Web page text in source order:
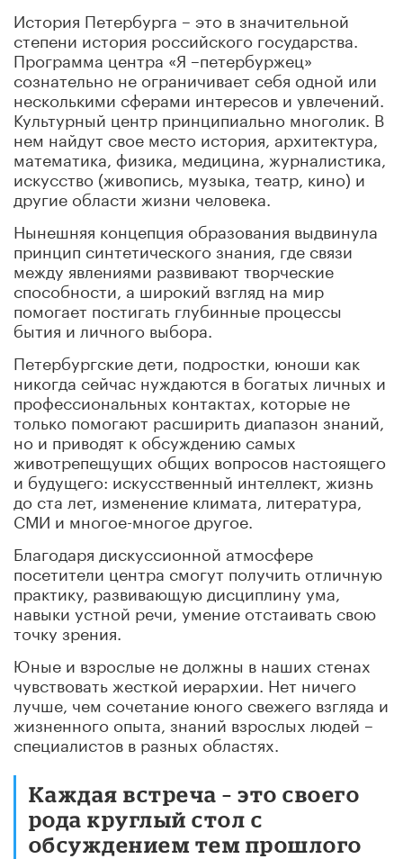
История Петербурга – это в значительной
степени история российского государства.
Программа центра «Я –петербуржец»
сознательно не ограничивает себя одной или
несколькими сферами интересов и увлечений.
Культурный центр принципиально многолик. В
нем найдут свое место история, архитектура,
математика, физика, медицина, журналистика,
искусство (живопись, музыка, театр, кино) и
другие области жизни человека.
Нынешняя концепция образования выдвинула
принцип синтетического знания, где связи
между явлениями развивают творческие
способности, а широкий взгляд на мир
помогает постигать глубинные процессы
бытия и личного выбора.
Петербургские дети, подростки, юноши как
никогда сейчас нуждаются в богатых личных и
профессиональных контактах, которые не
только помогают расширить диапазон знаний,
но и приводят к обсуждению самых
животрепещущих общих вопросов настоящего
и будущего: искусственный интеллект, жизнь
до ста лет, изменение климата, литература,
СМИ и многое-многое другое.
Благодаря дискуссионной атмосфере
посетители центра смогут получить отличную
практику, развивающую дисциплину ума,
навыки устной речи, умение отстаивать свою
точку зрения.
Юные и взрослые не должны в наших стенах
чувствовать жесткой иерархии. Нет ничего
лучше, чем сочетание юного свежего взгляда и
жизненного опыта, знаний взрослых людей –
специалистов в разных областях.
Каждая встреча – это своего
рода круглый стол с
обсуждением тем прошлого